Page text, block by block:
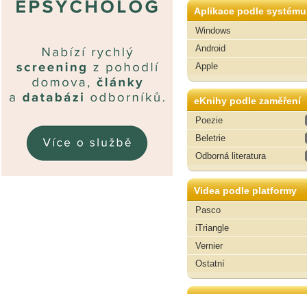
Aplikace podle systému
Windows
Android
Apple
eKnihy podle zaměření
Poezie
Beletrie
Odborná literatura
Videa podle platformy
Pasco
iTriangle
Vernier
Ostatní